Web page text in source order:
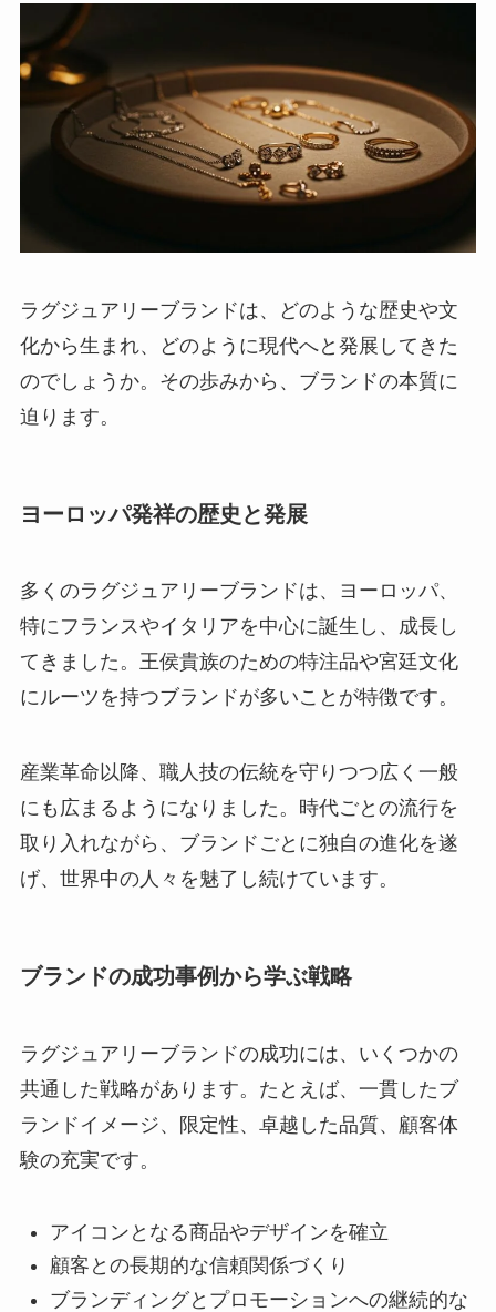
ラグジュアリーブランドは、どのような歴史や文
化から生まれ、どのように現代へと発展してきた
のでしょうか。その歩みから、ブランドの本質に
迫ります。
ヨーロッパ発祥の歴史と発展
多くのラグジュアリーブランドは、ヨーロッパ、
特にフランスやイタリアを中心に誕生し、成長し
てきました。王侯貴族のための特注品や宮廷文化
にルーツを持つブランドが多いことが特徴です。
産業革命以降、職人技の伝統を守りつつ広く一般
にも広まるようになりました。時代ごとの流行を
取り入れながら、ブランドごとに独自の進化を遂
げ、世界中の人々を魅了し続けています。
ブランドの成功事例から学ぶ戦略
ラグジュアリーブランドの成功には、いくつかの
共通した戦略があります。たとえば、一貫したブ
ランドイメージ、限定性、卓越した品質、顧客体
験の充実です。
アイコンとなる商品やデザインを確立
顧客との長期的な信頼関係づくり
ブランディングとプロモーションへの継続的な